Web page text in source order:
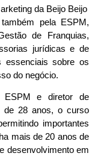
da Beijo Beijo
pela ESPM,
de Franquias,
jurídicas e de
essenciais sobre os
do negócio.
ESPM e diretor de
de 28 anos, o curso
importantes
mais de 20 anos de
desenvolvimento em